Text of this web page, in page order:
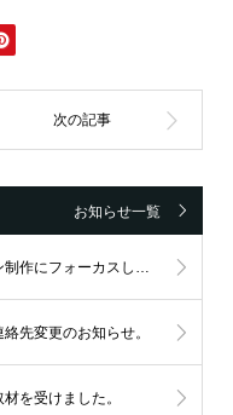
お知らせ一覧
先変更のお知らせ。
を受けました。